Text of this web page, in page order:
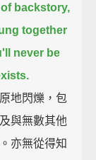
backstory,
together
never be
地閃爍，包
與無數其他
亦無從得知